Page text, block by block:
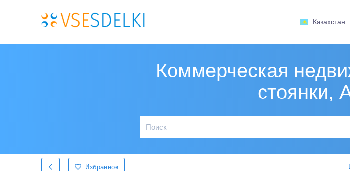
Казахстан
Коммерческая
стоянки,
Избранное